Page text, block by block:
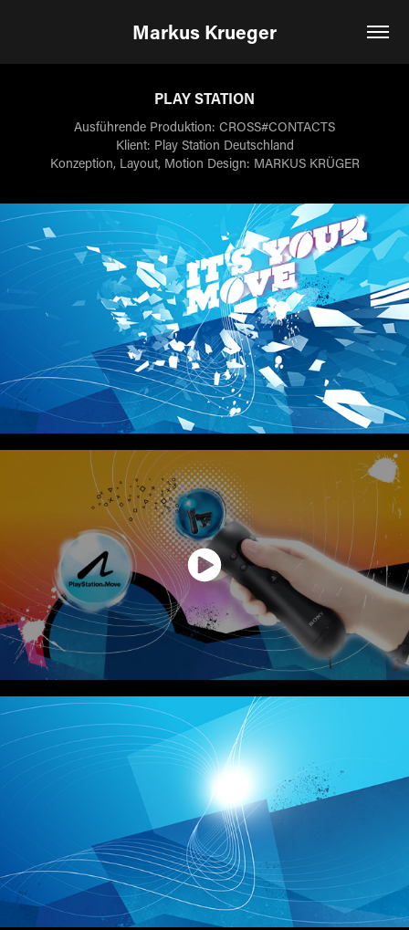
Markus Krueger
PLAY STATION
Ausführende Produktion: CROSS#CONTACTS
Klient: Play Station Deutschland
Konzeption, Layout, Motion Design: MARKUS KRÜGER